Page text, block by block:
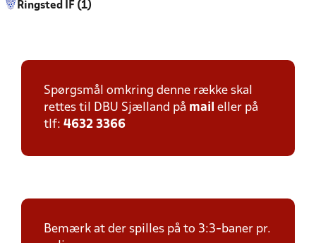
Ringsted IF (1)
Spørgsmål omkring denne række skal
rettes til DBU Sjælland på mail eller på
tlf: 4632 3366
Bemærk at der spilles på to 3:3-baner pr.